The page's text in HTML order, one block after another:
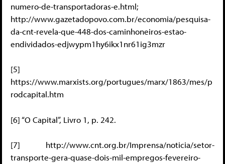
numero-de-transportadoras-e.html;
http://www.gazetadopovo.com.br/economia/pesquisa-
da-cnt-revela-que-448-dos-caminhoneiros-estao-
endividados-edjwypm1hy6ikx1nr61ig3mzr
[5]
https://www.marxists.org/portugues/marx/1863/mes/p
rodcapital.htm
[6] “O Capital”, Livro 1, p. 242.
[7] http://www.cnt.org.br/Imprensa/noticia/setor-
transporte-gera-quase-dois-mil-empregos-fevereiro-